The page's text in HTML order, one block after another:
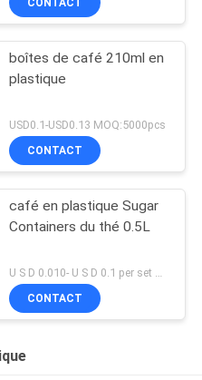
CONTACT
boîtes de café 210ml en
plastique
USD0.1-USD0.13 MOQ:5000pcs
CONTACT
café en plastique Sugar
Containers du thé 0.5L
CONTACT